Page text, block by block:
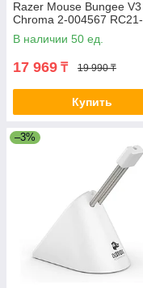
Razer Mouse Bungee V3
Chroma 2-004567 RC21-
01520100-R3M1
В наличии 50 ед.
17 969 ₸ 19 990 ₸
Купить
–3%